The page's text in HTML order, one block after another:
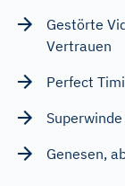
Gestörte
Vertrauen
Perfect
Genesen,